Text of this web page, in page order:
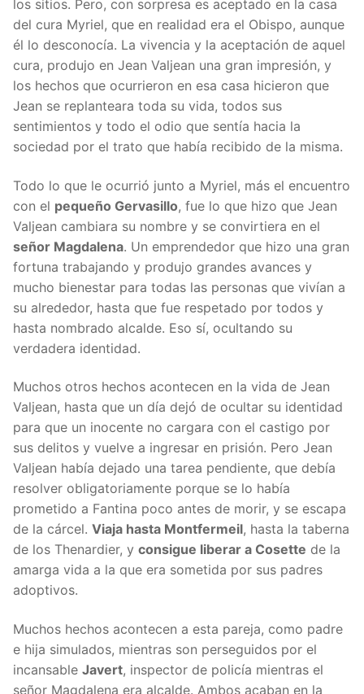
los sitios. Pero, con sorpresa es aceptado en la casa
del cura Myriel, que en realidad era el Obispo, aunque
él lo desconocía. La vivencia y la aceptación de aquel
cura, produjo en Jean Valjean una gran impresión, y
los hechos que ocurrieron en esa casa hicieron que
Jean se replanteara toda su vida, todos sus
sentimientos y todo el odio que sentía hacia la
sociedad por el trato que había recibido de la misma.
Todo lo que le ocurrió junto a Myriel, más el encuentro
con el pequeño Gervasillo, fue lo que hizo que Jean
Valjean cambiara su nombre y se convirtiera en el
señor Magdalena. Un emprendedor que hizo una gran
fortuna trabajando y produjo grandes avances y
mucho bienestar para todas las personas que vivían a
su alrededor, hasta que fue respetado por todos y
hasta nombrado alcalde. Eso sí, ocultando su
verdadera identidad.
Muchos otros hechos acontecen en la vida de Jean
Valjean, hasta que un día dejó de ocultar su identidad
para que un inocente no cargara con el castigo por
sus delitos y vuelve a ingresar en prisión. Pero Jean
Valjean había dejado una tarea pendiente, que debía
resolver obligatoriamente porque se lo había
prometido a Fantina poco antes de morir, y se escapa
de la cárcel. Viaja hasta Montfermeil, hasta la taberna
de los Thenardier, y consigue liberar a Cosette de la
amarga vida a la que era sometida por sus padres
adoptivos.
Muchos hechos acontecen a esta pareja, como padre
e hija simulados, mientras son perseguidos por el
incansable Javert, inspector de policía mientras el
señor Magdalena era alcalde. Ambos acaban en la